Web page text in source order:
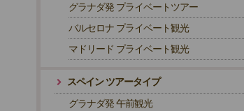
グラナダ発 プライベートツアー
バルセロナ プライベート観光
マドリード プライベート観光
スペイン ツアータイプ
グラナダ発 午前観光